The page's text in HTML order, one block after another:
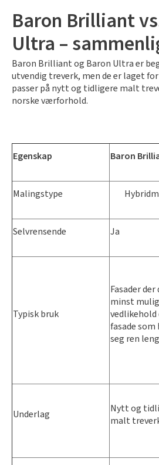
Baron Brilliant
Ultra –
Baron Brilliant og Baron Ultra er
utvendig treverk, men de er laget
passer på nytt og tidligere malt
norske værforhold.
Egenskap Baron
Malingstype
Selvrensende Ja
Typiskbruk
Fasader der
minst mulig
vedlikehold
fasade
seg ren
Underlag
Nytt og
malt